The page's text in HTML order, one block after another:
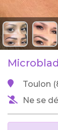
Toulon
Ne se